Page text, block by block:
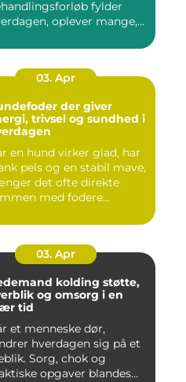
fylder
oplever mange,
03. Apr
der giver
trivsel og sundhed i
en hund virker glad, har
pels og en stabil mave,
det ofte direkte
med fodere...
03. Apr
kolding støtte,
og omsorg i en
tid
et menneske dør,
hverdagen sig på et
Sorg, chok og
opgaver blandes